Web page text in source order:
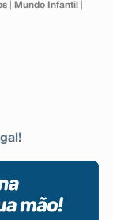
| Mundo Infantil